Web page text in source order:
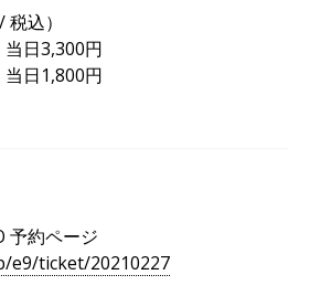
込）
日3,300円
日1,800円
予約ページ
e9/ticket/20210227